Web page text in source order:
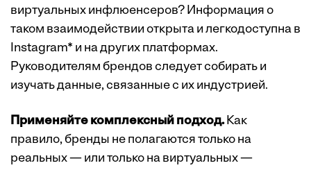
виртуальных инфлюенсеров? Информация о
таком взаимодействии открыта и легкодоступна в
Instagram* и на других платформах.
Руководителям брендов следует собирать и
изучать данные, связанные с их индустрией.
Применяйте комплексный подход.Как
правило, бренды не полагаются только на
реальных — или только на виртуальных —